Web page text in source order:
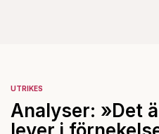
UTRIKES
Analyser: »Det